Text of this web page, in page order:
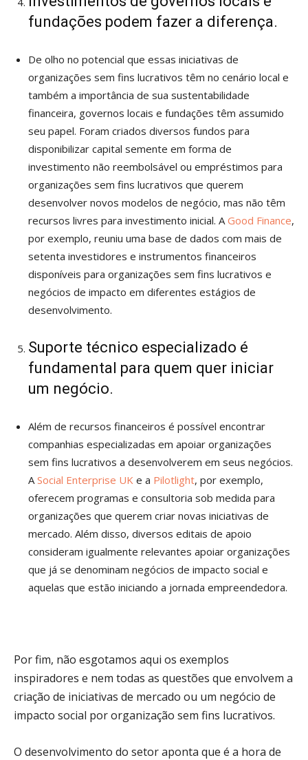
fundações podem fazer a diferença.
De olho no potencial que essas iniciativas de
organizações sem fins lucrativos têm no cenário local e
também a importância de sua sustentabilidade
financeira, governos locais e fundações têm assumido
seu papel. Foram criados diversos fundos para
disponibilizar capital semente em forma de
investimento não reembolsável ou empréstimos para
organizações sem fins lucrativos que querem
desenvolver novos modelos de negócio, mas não têm
recursos livres para investimento inicial. AGood Finance,
por exemplo, reuniu uma base de dados com mais de
setenta investidores e instrumentos financeiros
disponíveis para organizações sem fins lucrativos e
negócios de impacto em diferentes estágios de
desenvolvimento.
Suporte técnico especializado é
fundamental para quem quer iniciar
um negócio.
Além de recursos financeiros é possível encontrar
companhias especializadas em apoiar organizações
sem fins lucrativos a desenvolverem em seus negócios.
ASocial Enterprise UK e a Pilotlight, por exemplo,
oferecem programas e consultoria sob medida para
organizações que querem criar novas iniciativas de
mercado. Além disso, diversos editais de apoio
consideram igualmente relevantes apoiar organizações
que já se denominam negócios de impacto social e
aquelas que estão iniciando a jornada empreendedora.
Por fim, não esgotamos aqui os exemplos
inspiradores e nem todas as questões que envolvem a
criação de iniciativas de mercado ou um negócio de
impacto social por organização sem fins lucrativos.
O desenvolvimento do setor aponta que é a hora de